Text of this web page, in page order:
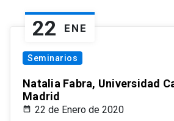
22 ENE
Seminarios
Natalia Fabra, Universidad
Madrid
22 de Enero de 2020